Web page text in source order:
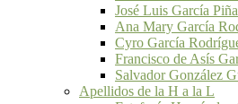
José Luis García Piña
Ana Mary García
Cyro García
Francisco de Asís
Salvador González
Apellidos de la H a la L